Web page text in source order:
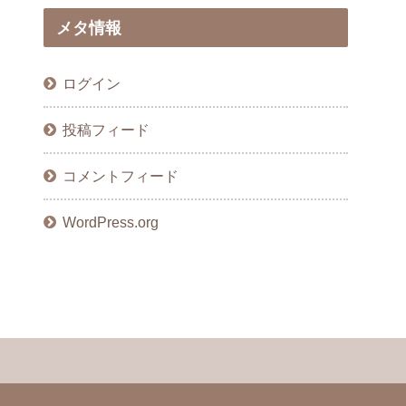
メタ情報
ログイン
投稿フィード
コメントフィード
WordPress.org